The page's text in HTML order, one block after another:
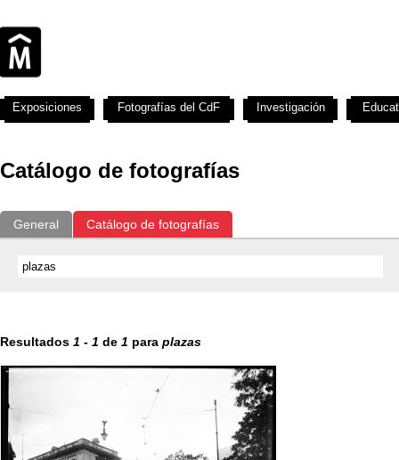
Catálogo de fotografías
General Catálogo de fotografías
Resultados 1 - 1 de 1 para plazas
Exposiciones Fotografías del CdF Investigación